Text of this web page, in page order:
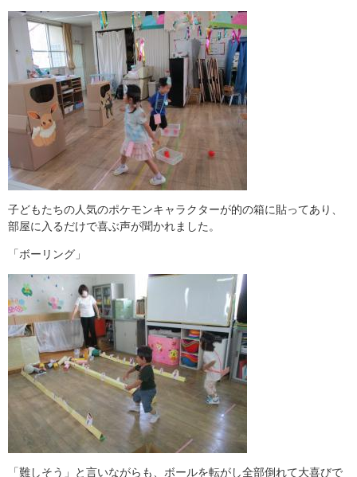
子どもたちの人気のポケモンキャラクターが的の箱に貼ってあり、
部屋に入るだけで喜ぶ声が聞かれました。
「ボーリング」
「難しそう」と言いながらも、ボールを転がし全部倒れて大喜びで